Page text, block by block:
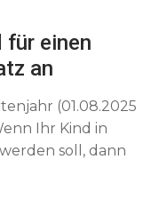
für einen
an
(01.08.2025
Ihr Kind in
soll, dann